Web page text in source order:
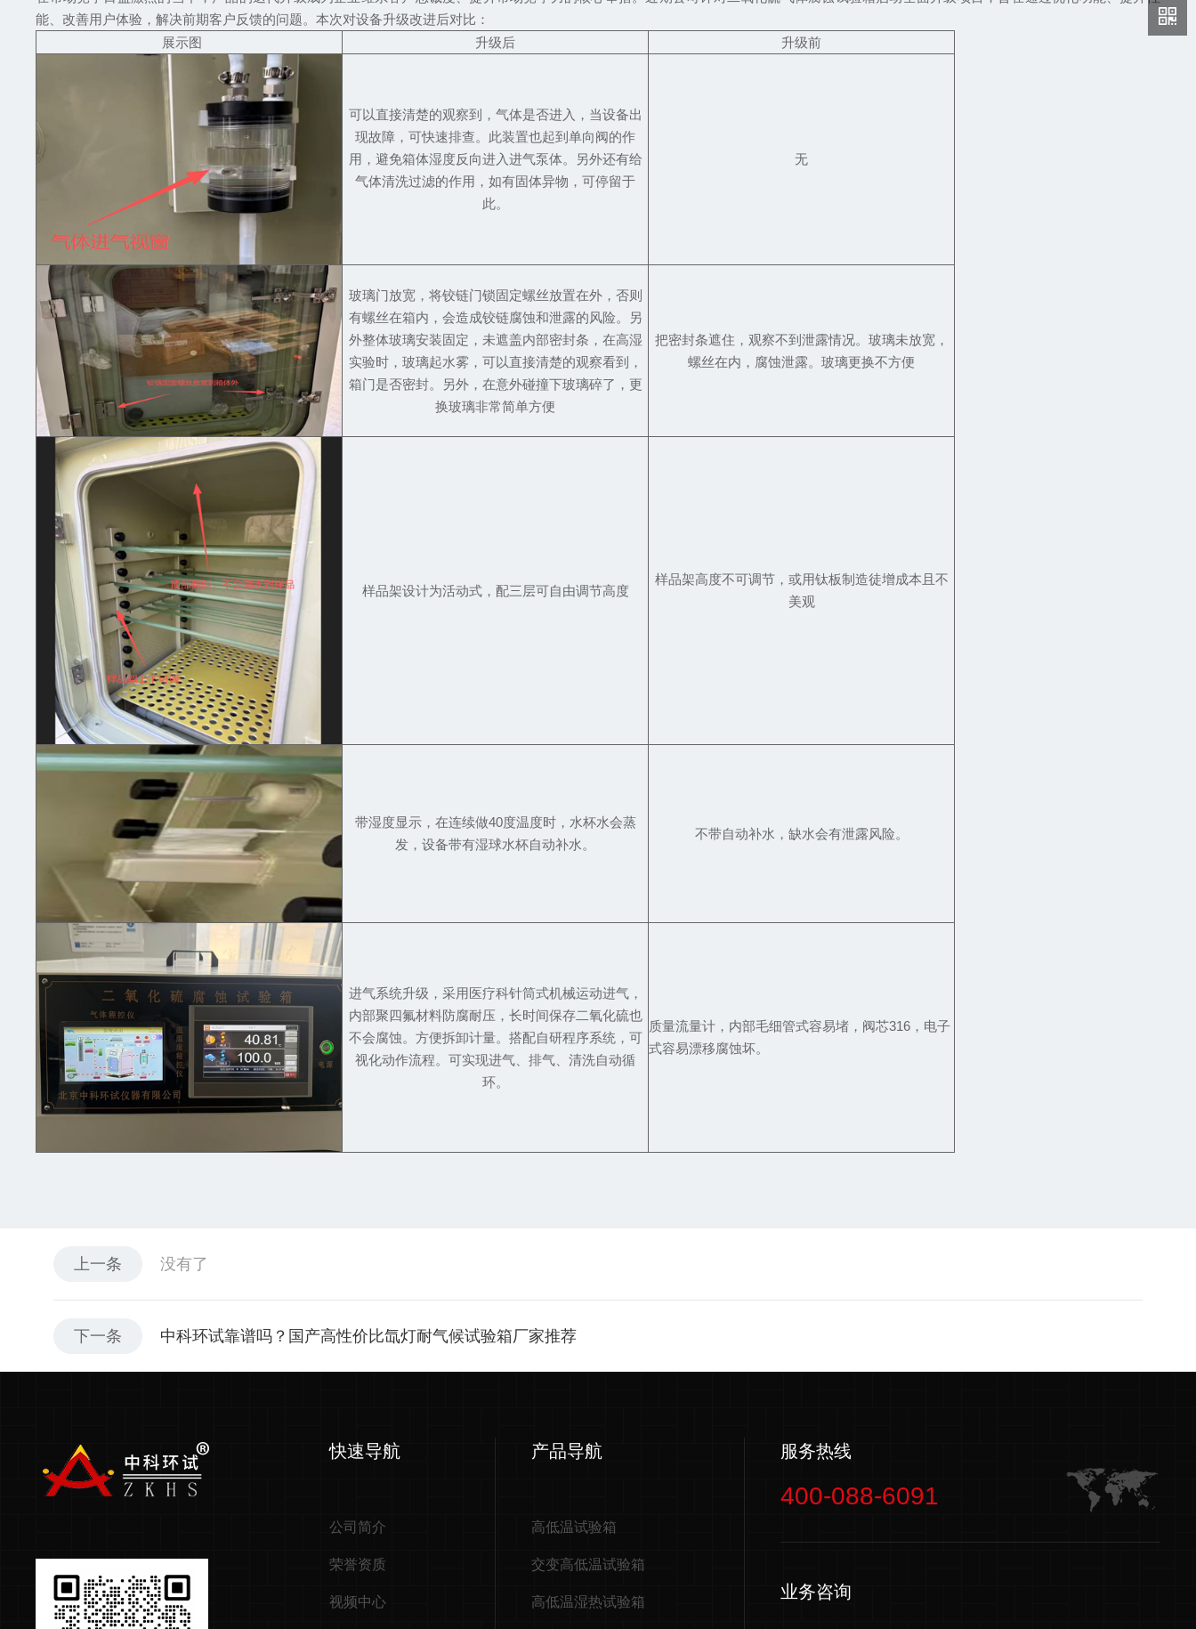
能、改善用户体验，解决前期客户反馈的问题。本次对设备升级改进后对比：
展示图
升级后 升级前
可以直接清楚的观察到，气体是否进入，当设备出
现故障，可快速排查。此装置也起到单向阀的作
用，避免箱体湿度反向进入进气泵体。另外还有给
气体清洗过滤的作用，如有固体异物，可停留于
此。
无
玻璃门放宽，将铰链门锁固定螺丝放置在外，否则
有螺丝在箱内，会造成铰链腐蚀和泄露的风险。另
外整体玻璃安装固定，未遮盖内部密封条，在高湿
实验时，玻璃起水雾，可以直接清楚的观察看到，
箱门是否密封。另外，在意外碰撞下玻璃碎了，更
换玻璃非常简单方便
把密封条遮住，观察不到泄露情况。玻璃未放宽，
螺丝在内，腐蚀泄露。玻璃更换不方便
样品架设计为活动式，配三层可自由调节高度
样品架高度不可调节，或用钛板制造徒增成本且不
美观
带湿度显示，在连续做40度温度时，水杯水会蒸
发，设备带有湿球水杯自动补水。
不带自动补水，缺水会有泄露风险。
进气系统升级，采用医疗科针筒式机械运动进气，
内部聚四氟材料防腐耐压，长时间保存二氧化硫也
不会腐蚀。方便拆卸计量。搭配自研程序系统，可
视化动作流程。可实现进气、排气、清洗自动循
环。
质量流量计，内部毛细管式容易堵，阀芯316，电子
式容易漂移腐蚀坏。
上一条 没有了
下一条 中科环试靠谱吗？国产高性价比氙灯耐气候试验箱厂家推荐
快速导航
公司简介
荣誉资质
视频中心
产品导航
高低温试验箱
交变高低温试验箱
高低温湿热试验箱
服务热线
400-088-6091
业务咨询